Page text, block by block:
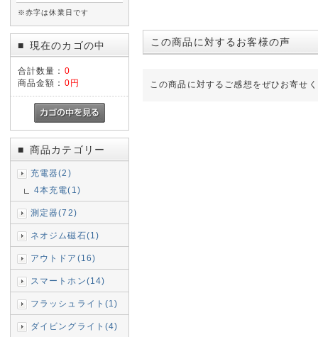
※赤字は休業日です
■ 現在のカゴの中
合計数量： 0
商品金額： 0円
■ 商品カテゴリー
充電器(2)
4本充電(1)
測定器(72)
ネオジム磁石(1)
アウトドア(16)
スマートホン(14)
フラッシュライト(1)
ダイビングライト(4)
この商品に対するお客様の声
この商品に対するご感想をぜひお寄せ